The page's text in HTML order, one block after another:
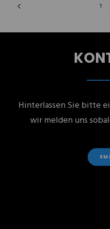
1
Hinterlassen Sie bitte
wir melden uns